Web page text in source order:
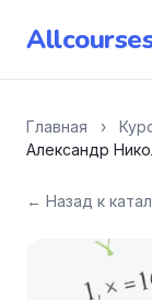
Главная ›
Александр
← Назад к